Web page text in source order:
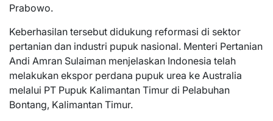
Prabowo.
Keberhasilan tersebut didukung reformasi di sektor
pertanian dan industri pupuk nasional. Menteri Pertanian
Andi Amran Sulaiman menjelaskan Indonesia telah
melakukan ekspor perdana pupuk urea ke Australia
melalui PT Pupuk Kalimantan Timur di Pelabuhan
Bontang, Kalimantan Timur.